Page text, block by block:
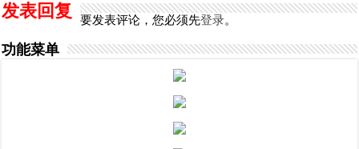
发表回复 要发表评论，您必须先登录。
功能菜单